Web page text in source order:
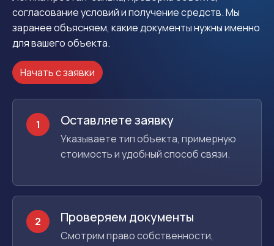
согласование условий и получение средств. Мы
заранее объясняем, какие документы нужны именно
для вашего объекта.
Начать с заявки
1 Оставляете заявку
Указываете тип объекта, примерную
стоимость и удобный способ связи.
2 Проверяем документы
Смотрим право собственности,